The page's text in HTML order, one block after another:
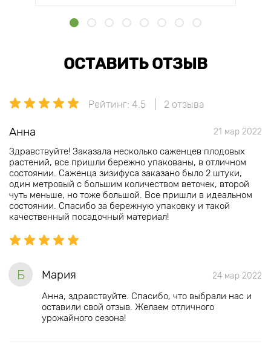
ОСТАВИТЬ ОТЗЫВ
Рейтинг: 4.5 2 отзыва
Анна 21 мар 2022
Здравствуйте! Заказала несколько саженцев плодовых
растений, все пришли бережно упакованы, в отличном
состоянии. Саженца зизифуса заказано было 2 штуки,
один метровый с большим количеством веточек, второй
чуть меньше, но тоже большой. Все пришли в идеальном
состоянии. Спасибо за бережную упаковку и такой
качественный посадочный материал!
Б Мария 24 мар 2022
Анна, здравствуйте. Спасибо, что выбрали нас и
оставили свой отзыв. Желаем отличного
урожайного сезона!